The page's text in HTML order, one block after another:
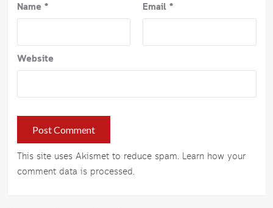
Name * Email *
Website
This site uses Akismet to reduce spam. Learn how your
comment data is processed.